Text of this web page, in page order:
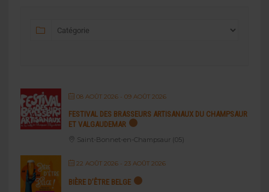
08 AOÛT 2026- 09 AOÛT 2026
FESTIVAL DES BRASSEURS ARTISANAUX DU CHAMPSAUR
ET VALGAUDEMAR
Saint-Bonnet-en-Champsaur (05)
22 AOÛT 2026- 23 AOÛT 2026
BIÈRE D’ÊTRE BELGE